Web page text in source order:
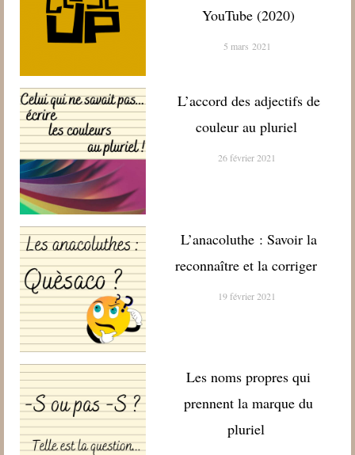
YouTube (2020)
5 mars 2021
L’accord des adjectifs de
couleur au pluriel
26 février 2021
L’anacoluthe : Savoir la
reconnaître et la corriger
19 février 2021
Les noms propres qui
prennent la marque du
pluriel